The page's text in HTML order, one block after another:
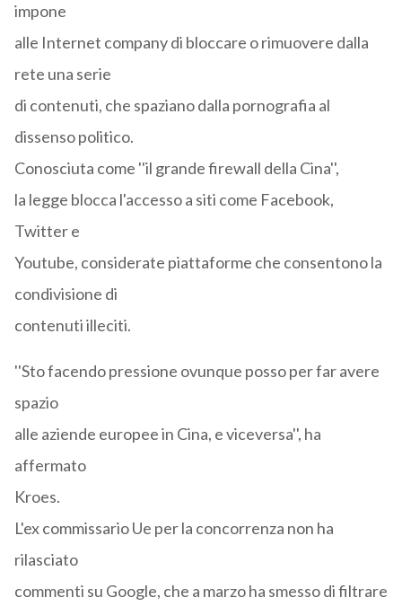
impone
alle Internet company di bloccare o rimuovere dalla
rete una serie
di contenuti, che spaziano dalla pornografia al
dissenso politico.
Conosciuta come ''il grande firewall della Cina'',
la legge blocca l'accesso a siti come Facebook,
Twitter e
Youtube, considerate piattaforme che consentono la
condivisione di
contenuti illeciti.
''Sto facendo pressione ovunque posso per far avere
spazio
alle aziende europee in Cina, e viceversa'', ha
affermato
Kroes.
L'ex commissario Ue per la concorrenza non ha
rilasciato
commenti su Google, che a marzo ha smesso di filtrare